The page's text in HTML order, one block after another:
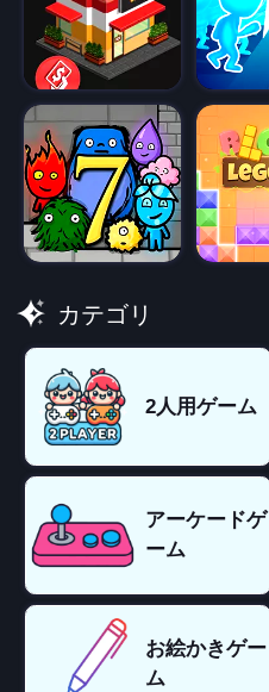
カテゴリ
2人用ゲーム
アーケードゲ
ーム
お絵かきゲー
ム